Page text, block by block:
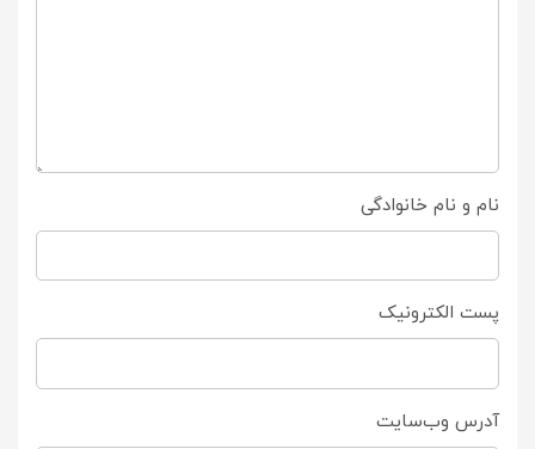
نام و نام خانوادگی
پست الکترونیک
آدرس وب‌سایت